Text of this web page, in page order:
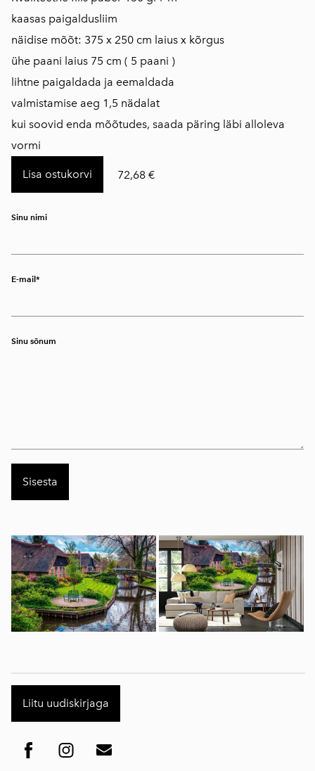
kaasas paigaldusliim
näidise mõõt: 375 x 250 cm laius x kõrgus
ühe paani laius 75 cm ( 5 paani )
lihtne paigaldada ja eemaldada
valmistamise aeg 1,5 nädalat
kui soovid enda mõõtudes, saada päring läbi alloleva
vormi
Lisa ostukorvi 72,68 €
Sinu nimi
E-mail
Sinu sõnum
Liitu uudiskirjaga